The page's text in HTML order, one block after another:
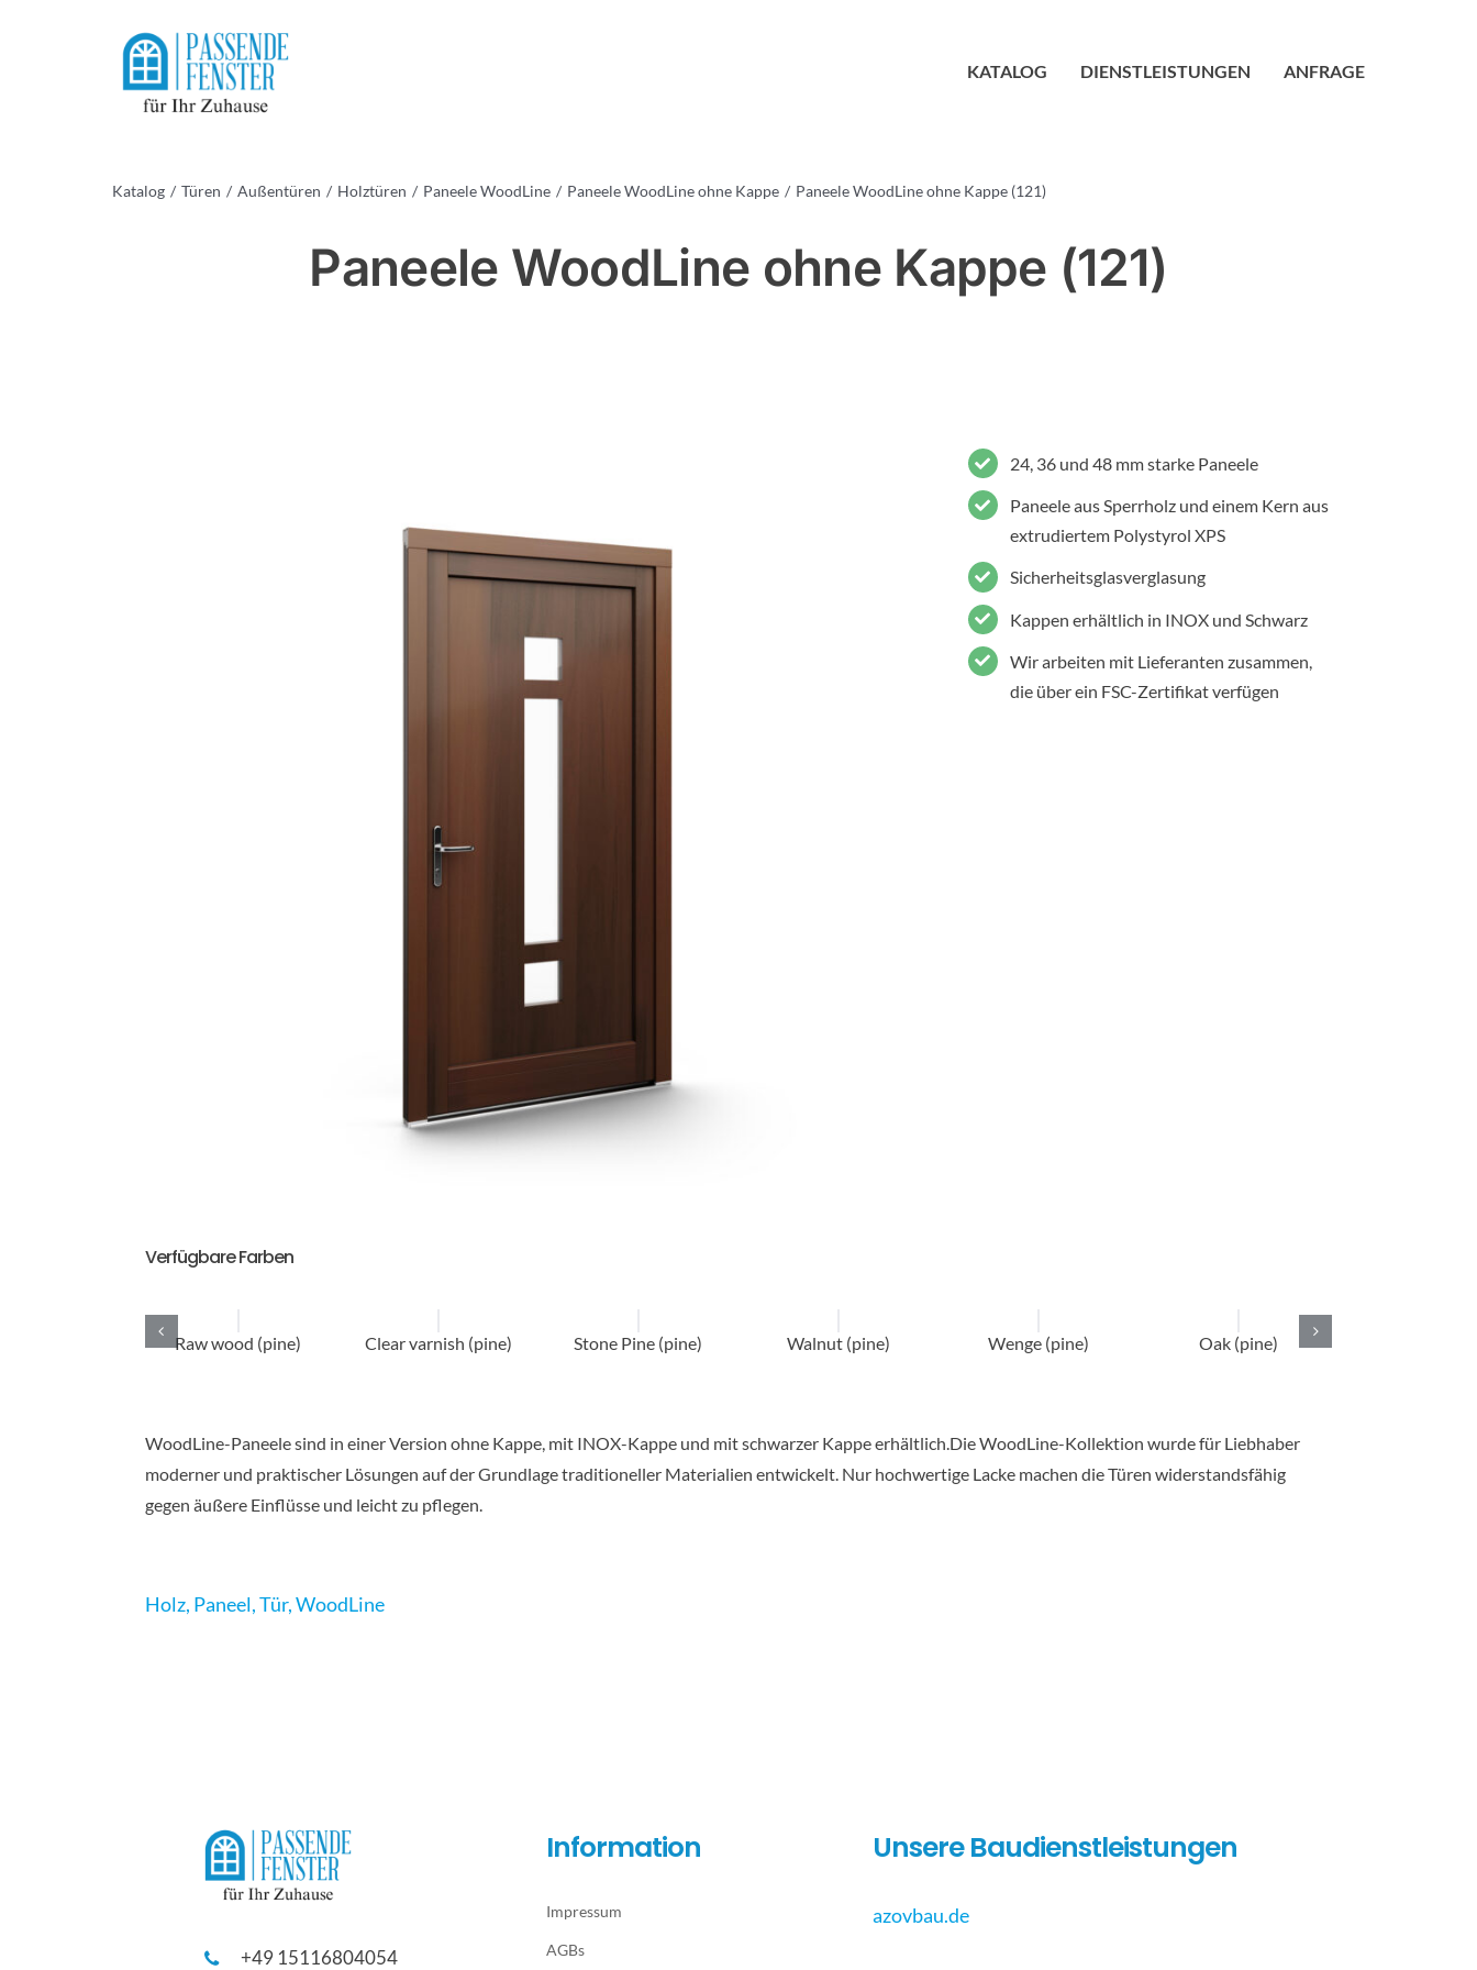
KATALOG DIENSTLEISTUNGEN ANFRAGE
Katalog Türen Außentüren Holztüren Paneele WoodLine Paneele WoodLine ohne Kappe Paneele WoodLine ohne Kappe (121)
Paneele WoodLine ohne Kappe (121)
24, 36 und 48 mm starke Paneele
Paneele aus Sperrholz und einem Kern aus
extrudiertem Polystyrol XPS
Sicherheitsglasverglasung
Kappen erhältlich in INOX und Schwarz
Wir arbeiten mit Lieferanten zusammen,
die über ein FSC-Zertifikat verfügen
Verfügbare Farben
Raw wood (pine) Clear varnish (pine) Stone Pine (pine) Walnut (pine) Wenge (pine) Oak (pine)
WoodLine-Paneele sind in einer Version ohne Kappe, mit INOX-Kappe und mit schwarzer Kappe erhältlich.Die WoodLine-Kollektion wurde für Liebhaber
moderner und praktischer Lösungen auf der Grundlage traditioneller Materialien entwickelt. Nur hochwertige Lacke machen die Türen widerstandsfähig
gegen äußere Einflüsse und leicht zu pflegen.
Holz, Paneel,Tür,WoodLine
+49 15116804054
Information
Impressum
AGBs
Unsere Baudienstleistungen
azovbau.de